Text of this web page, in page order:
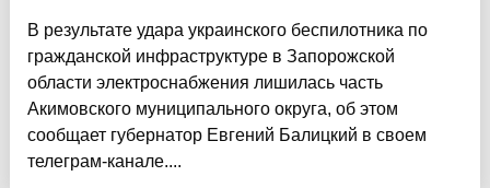
В результате удара украинского беспилотника по
гражданской инфраструктуре в Запорожской
области электроснабжения лишилась часть
Акимовского муниципального округа, об этом
сообщает губернатор Евгений Балицкий в своем
телеграм-канале....